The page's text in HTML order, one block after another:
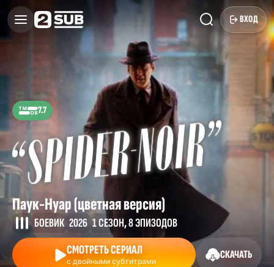
ВХОД
7.7
Паук-Нуар (цветная версия)
БОЕВИК 2026 1 СЕЗОН, 8 ЭПИЗОДОВ
СМОТРЕТЬ СЕРИАЛ
с двойными субтитрами
СКАЧАТЬ